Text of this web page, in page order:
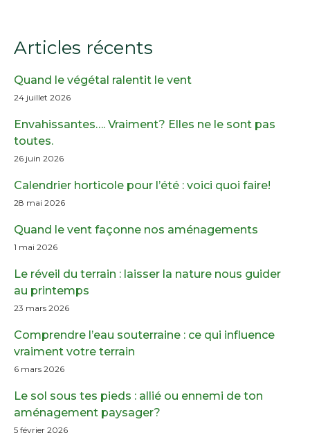
Articles récents
Quand le végétal ralentit le vent
24 juillet 2026
Envahissantes…. Vraiment? Elles ne le sont pas
toutes.
26 juin 2026
Calendrier horticole pour l’été : voici quoi faire!
28 mai 2026
Quand le vent façonne nos aménagements
1 mai 2026
Le réveil du terrain : laisser la nature nous guider
au printemps
23 mars 2026
Comprendre l’eau souterraine : ce qui influence
vraiment votre terrain
6 mars 2026
Le sol sous tes pieds : allié ou ennemi de ton
aménagement paysager?
5 février 2026